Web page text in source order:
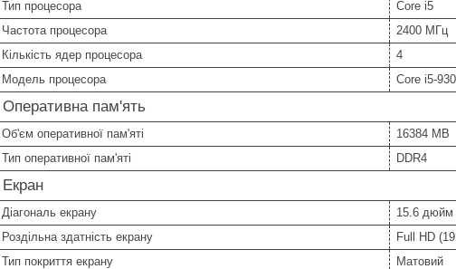
Тип процесора
Core i5
Частота процесора
2400 МГц
Кількість ядер процесора
4
Модель процесора
Core i5-
Оперативна пам'ять
Об'єм оперативної пам'яті
16384 MB
Тип оперативної пам'яті
DDR4
Екран
Діагональ екрану
15.6 дюйм
Роздільна здатність екрану
Full HD
Тип покриття екрану
Матовий